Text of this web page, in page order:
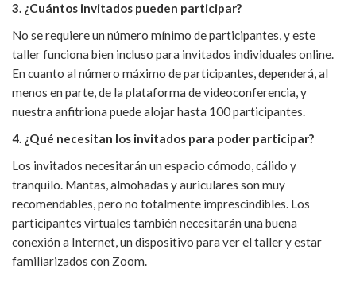
3. ¿Cuántos invitados pueden participar?
No se requiere un número mínimo de participantes, y este
taller funciona bien incluso para invitados individuales online.
En cuanto al número máximo de participantes, dependerá, al
menos en parte, de la plataforma de videoconferencia, y
nuestra anfitriona puede alojar hasta 100 participantes.
4. ¿Qué necesitan los invitados para poder participar?
Los invitados necesitarán un espacio cómodo, cálido y
tranquilo. Mantas, almohadas y auriculares son muy
recomendables, pero no totalmente imprescindibles. Los
participantes virtuales también necesitarán una buena
conexión a Internet, un dispositivo para ver el taller y estar
familiarizados con Zoom.